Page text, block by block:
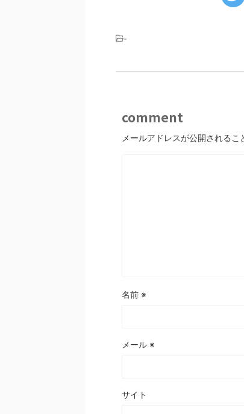
-
comment
メールアドレスが公開されるこ
名前 ※
メール ※
サイト